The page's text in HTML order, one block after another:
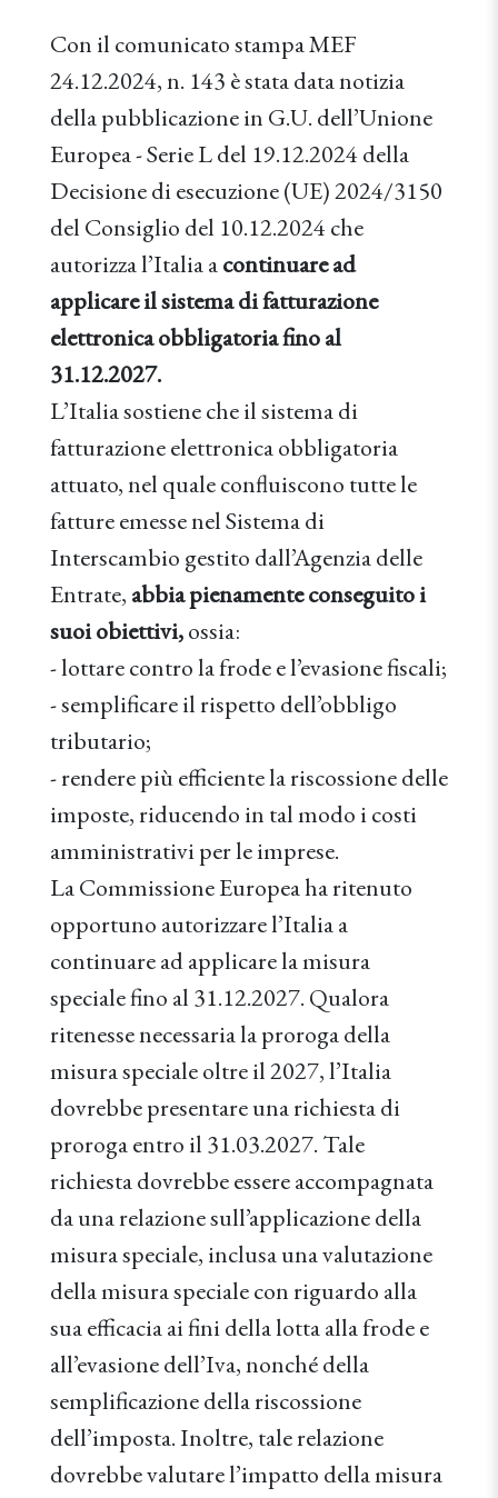
Con il comunicato stampa MEF
24.12.2024, n. 143 è stata data notizia
della pubblicazione in G.U. dell’Unione
Europea - Serie L del 19.12.2024 della
Decisione di esecuzione (UE) 2024/3150
del Consiglio del 10.12.2024 che
autorizza l’Italia acontinuare ad
applicare il sistema di fatturazione
elettronica obbligatoria fino al
31.12.2027.
L’Italia sostiene che il sistema di
fatturazione elettronica obbligatoria
attuato, nel quale confluiscono tutte le
fatture emesse nel Sistema di
Interscambio gestito dall’Agenzia delle
Entrate, abbia pienamente conseguito i
suoi obiettivi,ossia:
- lottare contro la frode e l’evasione fiscali;
- semplificare il rispetto dell’obbligo
tributario;
- rendere più efficiente la riscossione delle
imposte, riducendo in tal modo i costi
amministrativi per le imprese.
La Commissione Europea ha ritenuto
opportuno autorizzare l’Italia a
continuare ad applicare la misura
speciale fino al 31.12.2027. Qualora
ritenesse necessaria la proroga della
misura speciale oltre il 2027, l’Italia
dovrebbe presentare una richiesta di
proroga entro il 31.03.2027. Tale
richiesta dovrebbe essere accompagnata
da una relazione sull’applicazione della
misura speciale, inclusa una valutazione
della misura speciale con riguardo alla
sua efficacia ai fini della lotta alla frode e
all’evasione dell’Iva, nonché della
semplificazione della riscossione
dell’imposta. Inoltre, tale relazione
dovrebbe valutare l’impatto della misura